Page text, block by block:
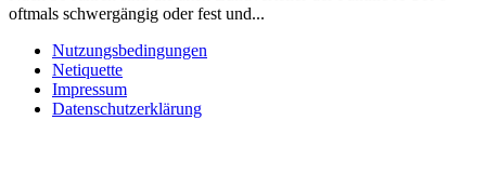
oftmals schwergängig oder fest und...
Nutzungsbedingungen
Netiquette
Impressum
Datenschutzerklärung